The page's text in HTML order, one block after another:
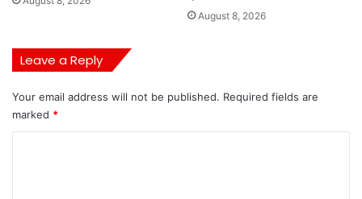
August 8, 2026
Leave a Reply
Your email address will not be published. Required fields are
marked *